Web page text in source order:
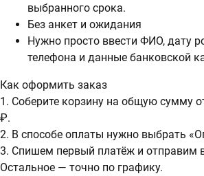
выбранного срока.
Без анкет и ожидания
Нужно просто ввести ФИО, дату
телефона и данные банковской
Как оформить заказ
1. Соберите корзину на общую сумму
₽.
2. В способе оплаты нужно выбрать
3. Спишем первый платёж и отправим
Остальное — точно по графику.